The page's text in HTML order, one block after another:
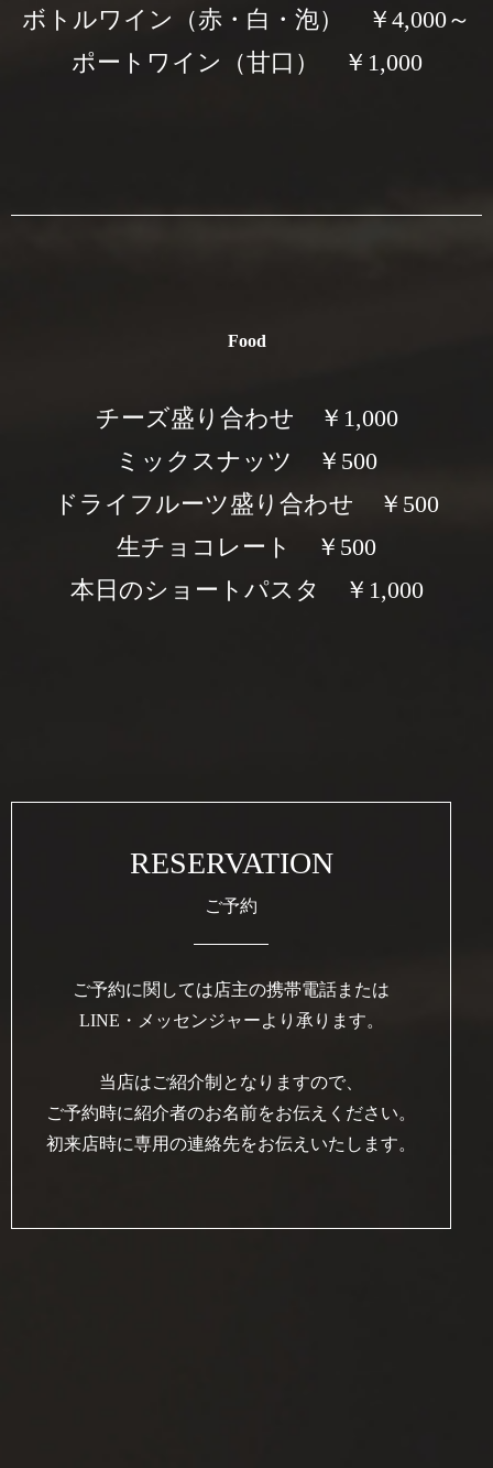
ボトルワイン（赤・白・泡） ￥4,000～
ポートワイン（甘口） ￥1,000
Food
チーズ盛り合わせ ￥1,000
ミックスナッツ ￥500
ドライフルーツ盛り合わせ ￥500
生チョコレート ￥500
本日のショートパスタ ￥1,000
RESERVATION
ご予約
ご予約に関しては店主の携帯電話または
LINE・メッセンジャーより承ります。
当店はご紹介制となりますので、
ご予約時に紹介者のお名前をお伝えください。
初来店時に専用の連絡先をお伝えいたします。